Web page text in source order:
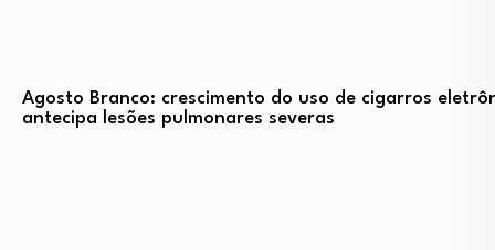
Agosto Branco: crescimento do uso de cigarros
antecipa lesões pulmonares severas